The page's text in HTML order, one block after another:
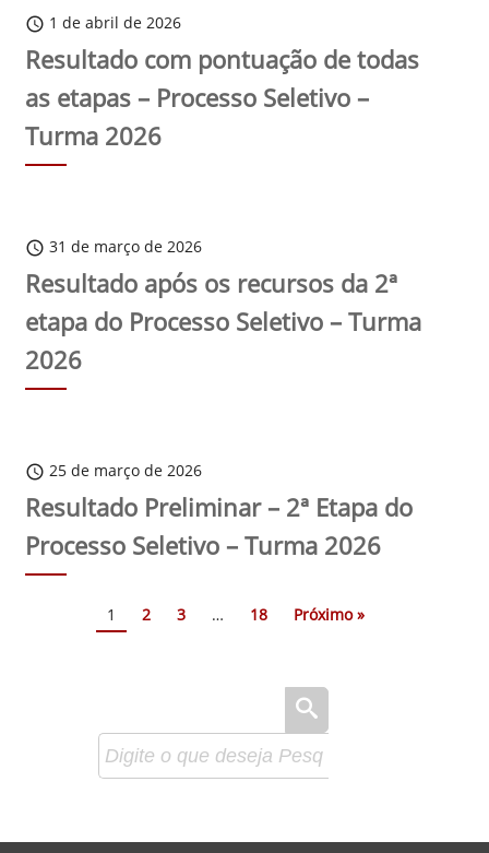
schedule 1 de abril de 2026
Resultado com pontuação de todas
as etapas – Processo Seletivo –
Turma 2026
schedule 31 de março de 2026
Resultado após os recursos da 2ª
etapa do Processo Seletivo – Turma
2026
schedule 25 de março de 2026
Resultado Preliminar – 2ª Etapa do
Processo Seletivo – Turma 2026
1 2 3 … 18 Próximo »